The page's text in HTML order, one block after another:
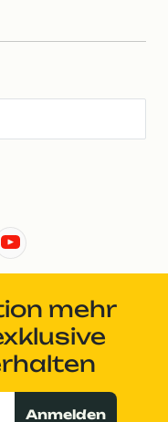
mehr
Anmelden